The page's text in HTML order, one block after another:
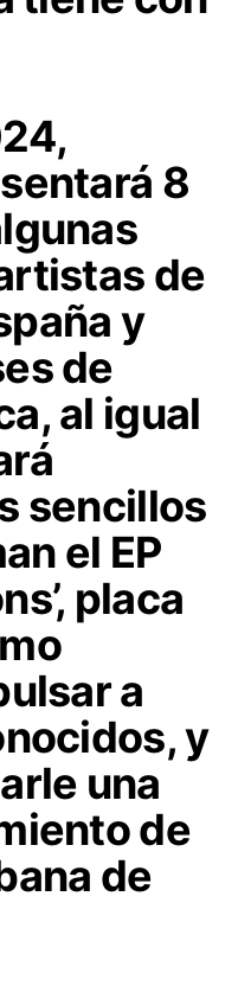
8
de
y
de
al igual
sencillos
el EP
placa
a
y
una
de
de